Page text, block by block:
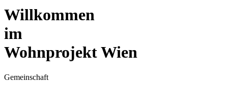
Willkommen
im
Wohnprojekt Wien
Nac